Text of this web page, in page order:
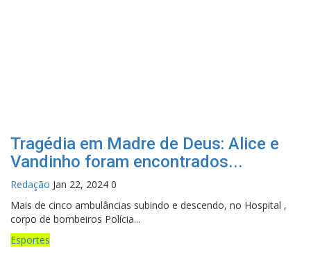
Tragédia em Madre de Deus: Alice e
Vandinho foram encontrados...
Redação Jan 22, 2024 0
Mais de cinco ambulâncias subindo e descendo, no Hospital ,
corpo de bombeiros Polícia...
Esportes